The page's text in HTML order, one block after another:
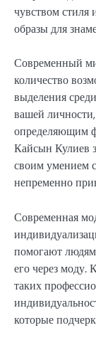
чувством стиля
образы для
Современный
количество
выделения
вашей
определяющим
Кайсын Кулиев
своим умением
непременно
Современная
помогают
его через моду.
таких
которые